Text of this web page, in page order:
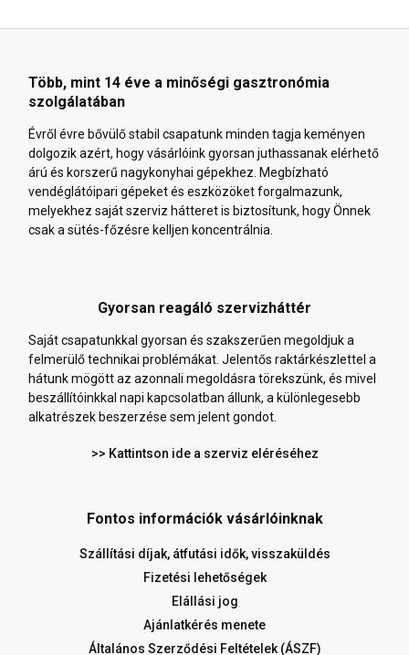
Több, mint 14 éve a minőségi gasztronómia
szolgálatában
Évről évre bővülő stabil csapatunk minden tagja keményen
dolgozik azért, hogy vásárlóink gyorsan juthassanak elérhető
árú és korszerű nagykonyhai gépekhez. Megbízható
vendéglátóipari gépeket és eszközöket forgalmazunk,
melyekhez saját szerviz hátteret is biztosítunk, hogy Önnek
csak a sütés-főzésre kelljen koncentrálnia.
Gyorsan reagáló szervizháttér
Saját csapatunkkal gyorsan és szakszerűen megoldjuk a
felmerülő technikai problémákat. Jelentős raktárkészlettel a
hátunk mögött az azonnali megoldásra törekszünk, és mivel
beszállítóinkkal napi kapcsolatban állunk, a különlegesebb
alkatrészek beszerzése sem jelent gondot.
>> Kattintson ide a szerviz eléréséhez
Fontos információk vásárlóinknak
Szállítási díjak, átfutási idők, visszaküldés
Fizetési lehetőségek
Elállási jog
Ajánlatkérés menete
Általános Szerződési Feltételek (ÁSZF)